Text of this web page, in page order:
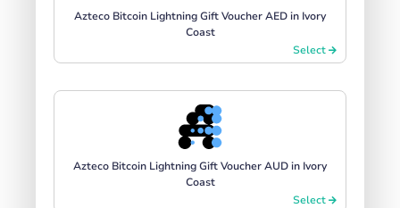
Azteco Bitcoin Lightning Gift Voucher AED in Ivory
Coast
Select
Azteco Bitcoin Lightning Gift Voucher AUD in Ivory
Coast
Select